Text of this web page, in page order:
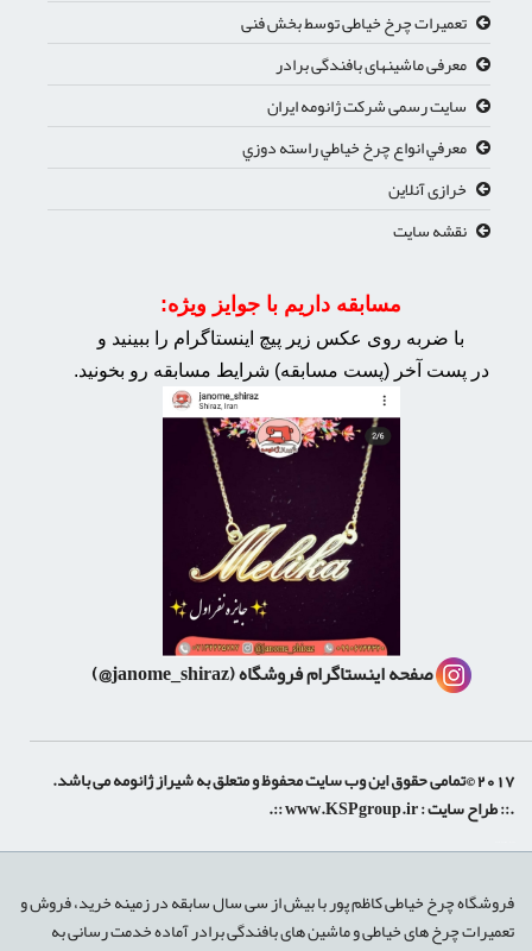
تعمیرات چرخ خیاطی توسط بخش فنی
معرفی ماشینهای بافندگی برادر
سایت رسمی شرکت ژانومه ایران
معرفي انواع چرخ خياطي راسته دوزي
خرازی آنلاین
نقشه سایت
مسابقه داریم با جوایز ویژه:
با ضربه روی عکس زیر پیچ اینستاگرام را ببینید و
در پست آخر (پست مسابقه) شرایط مسابقه رو بخونید.
صفحه اینستاگرام فروشگاه(janome_shiraz@)
2017 ©تمامی حقوق این وب سایت محفوظ و متعلق به شیراز ژانومه می باشد.
.:: طراح سایت :www.KSPgroup.ir
::.
فروشگاه چرخ خیاطی کاظم پور با بیش از سی سال سابقه در زمینه خرید، فروش و
تعمیرات چرخ های خیاطی و ماشین های بافندگی برادر آماده خدمت رسانی به